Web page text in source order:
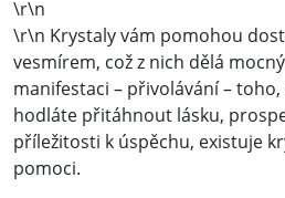
\r\n
\r\n Krystaly vám pomohou
vesmírem, což z nich dělá
manifestaci – přivolávání –
hodláte přitáhnout lásku,
příležitosti k úspěchu, existuje
pomoci.